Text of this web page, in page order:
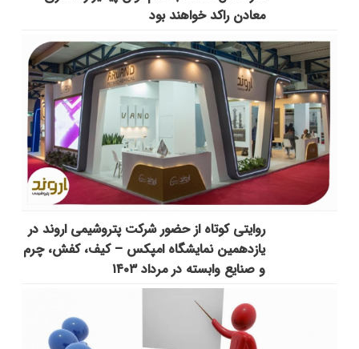
معادن راکد خواهند بود
روایتی کوتاه از حضور شرکت پتروشیمی اروند در
یازدهمین نمایشگاه امپکس‌ – کیف، کفش، چرم
و صنایع وابسته در مرداد ۱۴۰۳